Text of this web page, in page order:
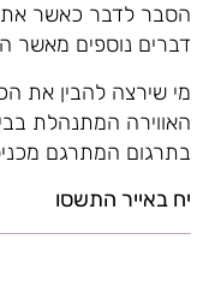
הסבר לדבר כאשר
דברים נוספים מאשר
מי שירצה להבין את
האווירה המתנהלת
בתרגום המתרגם
יח באייר התשסו